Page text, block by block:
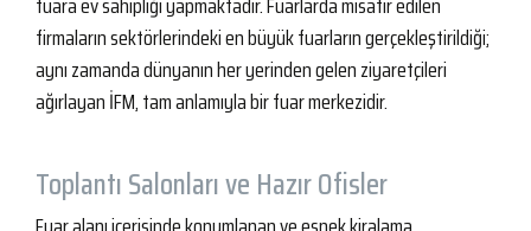
firmaların sektörlerindeki en büyük fuarların gerçekleştirildiği;
aynı zamanda dünyanın her yerinden gelen ziyaretçileri
ağırlayan İFM, tam anlamıyla bir fuar merkezidir.
Toplantı Salonları ve Hazır Ofisler